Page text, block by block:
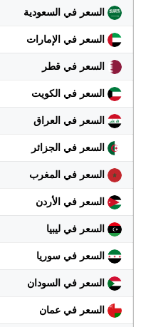
السعر في السعودية
السعر في الإمارات
السعر في قطر
السعر في الكويت
السعر في العراق
السعر في الجزائر
السعر في المغرب
السعر في الأردن
السعر في ليبيا
السعر في سوريا
السعر في السودان
السعر في عمان